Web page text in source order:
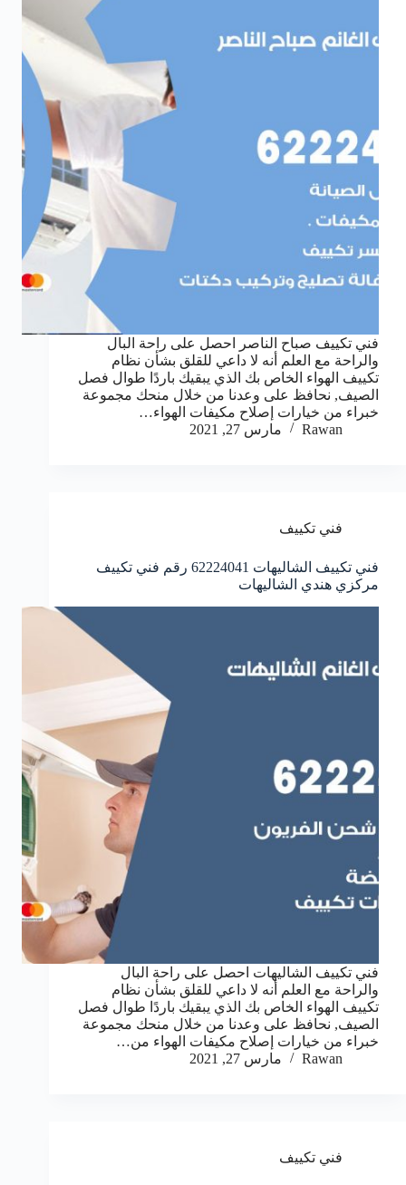
فني تكييف صباح الناصر احصل على راحة البال
والراحة مع العلم أنه لا داعي للقلق بشأن نظام
تكييف الهواء الخاص بك الذي يبقيك باردًا طوال فصل
الصيف, نحافظ على وعدنا من خلال منحك مجموعة
خبراء من خيارات إصلاح مكيفات الهواء…
Rawan
مارس 27, 2021
فني تكييف
فني تكييف الشاليهات 62224041 رقم فني تكييف
مركزي هندي الشاليهات
فني تكييف الشاليهات احصل على راحة البال
والراحة مع العلم أنه لا داعي للقلق بشأن نظام
تكييف الهواء الخاص بك الذي يبقيك باردًا طوال فصل
الصيف, نحافظ على وعدنا من خلال منحك مجموعة
خبراء من خيارات إصلاح مكيفات الهواء من…
Rawan
مارس 27, 2021
فني تكييف